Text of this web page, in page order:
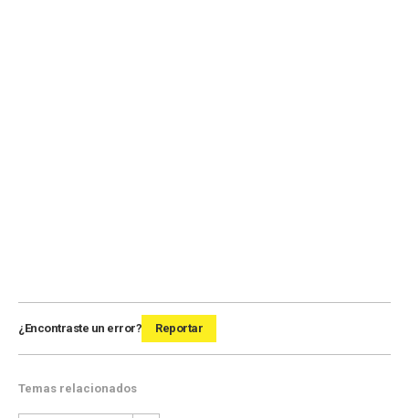
¿Encontraste un error? Reportar
Temas relacionados